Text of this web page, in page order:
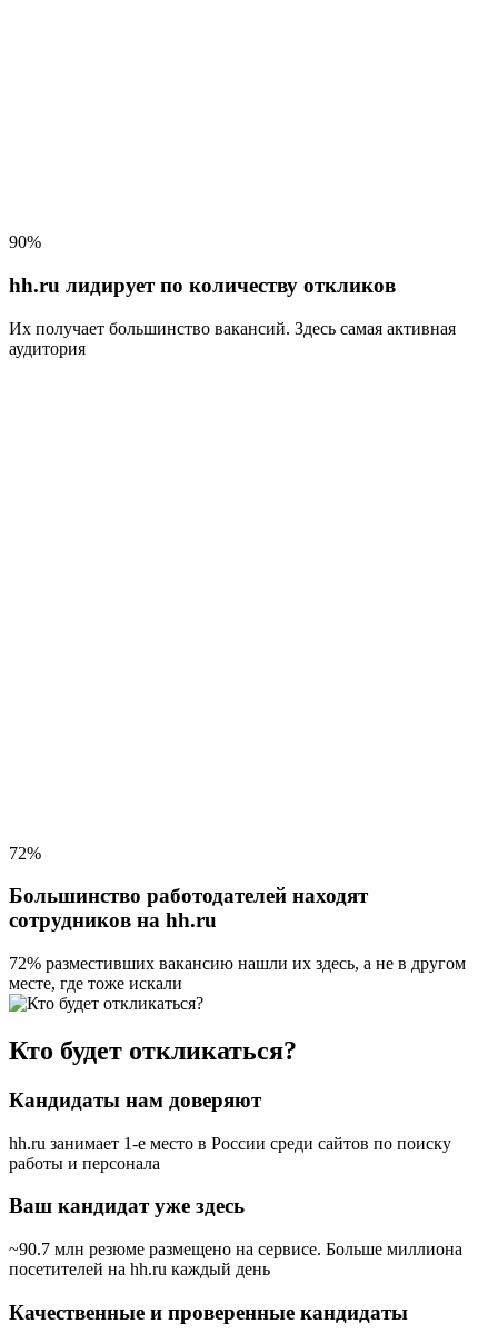
90%
hh.ru лидирует по количеству откликов
Их получает большинство вакансий. Здесь самая активная
аудитория
72%
Большинство работодателей находят
сотрудников на hh.ru
72% разместивших вакансию нашли их здесь, а не в другом
месте, где тоже искали
Кто будет откликаться?
Кандидаты нам доверяют
hh.ru занимает 1-е место в России среди сайтов по поиску
работы и персонала
Ваш кандидат уже здесь
~90.7 млн резюме размещено на сервисе. Больше миллиона
посетителей на hh.ru каждый день
Качественные и проверенные кандидаты